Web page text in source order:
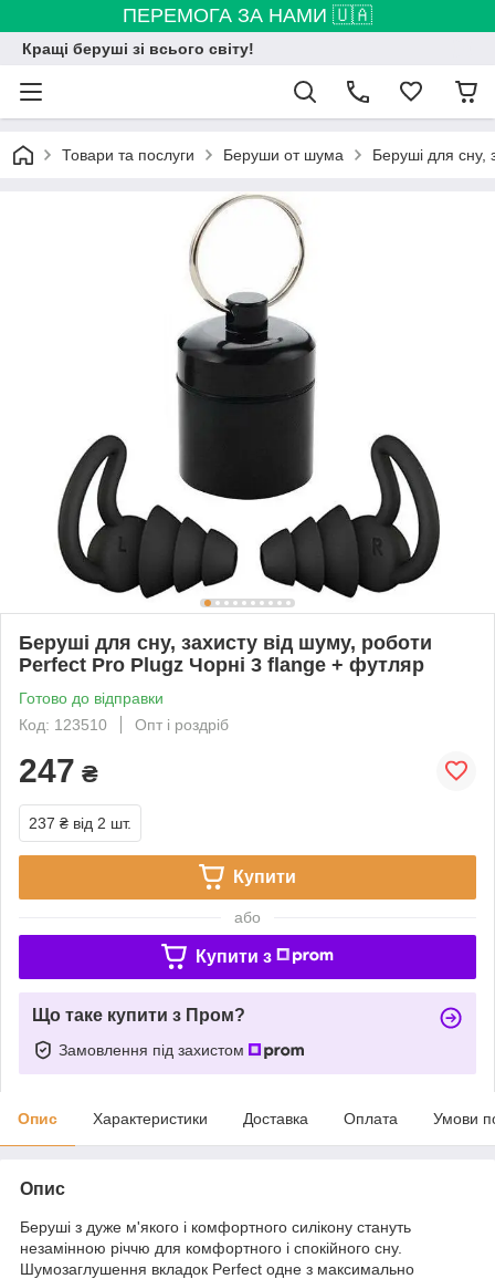
ПЕРЕМОГА ЗА НАМИ 🇺🇦
Кращі беруші зі всього світу!
Товари та послуги Беруши от шума Беруші для сну,
Беруші для сну, захисту від шуму, роботи
Perfect Pro Plugz Чорні 3 flange + футляр
Готово до відправки
Код: 123510
Опт і роздріб
247 ₴
237 ₴ від 2 шт.
Купити
або
Купити з
Що таке купити з Пром?
Замовлення під захистом
Опис Характеристики Доставка Оплата Умови
Опис
Беруші з дуже м'якого і комфортного силікону стануть
незамінною річчю для комфортного і спокійного сну.
Шумозаглушення вкладок Perfect одне з максимально